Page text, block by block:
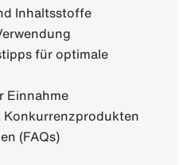
Inhaltsstoffe
für optimale
Einnahme
Konkurrenzprodukten
(FAQs)